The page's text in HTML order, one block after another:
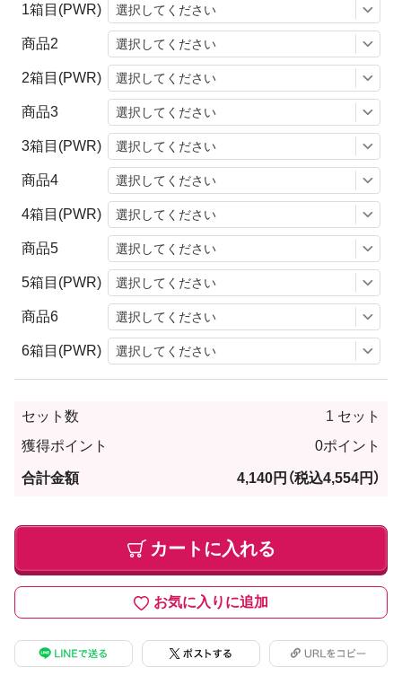
1箱目(PWR)
商品2
2箱目(PWR)
商品3
3箱目(PWR)
商品4
4箱目(PWR)
商品5
5箱目(PWR)
商品6
6箱目(PWR)
セット数
セット
獲得ポイント
0ポイント
合計金額 4,140円 （税込4,554円）
カートに入れる
お気に入りに追加